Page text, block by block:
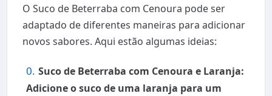
O Suco de Beterraba com Cenoura pode ser
adaptado de diferentes maneiras para adicionar
novos sabores. Aqui estão algumas ideias:
Suco de Beterraba com Cenoura e Laranja:
Adicione o suco de uma laranja para um